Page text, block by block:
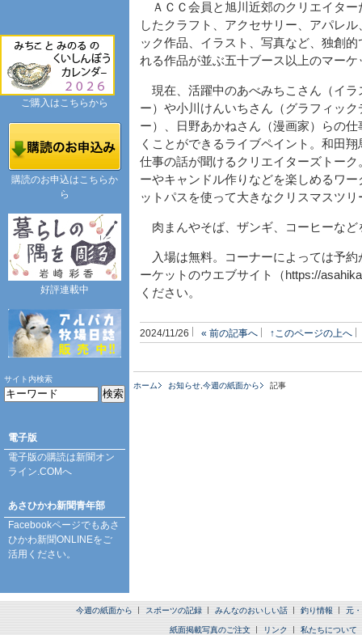
ＡＣＣ会員と旭川近郊のクリエイター
したクラフト、アクセサリー、アパレル
ック作品、イラスト、写真など、独創的
れる作品が並ぶ五十ブース以上のマーケ
現在、活躍中のあべみちこさん（イラ
ー）や小川けんいちさん（グラフィック
ー）、日野あかねさん（漫画家）らの仕
くことができるライブペイント。和田
仕事の話が聞けるクリエイターズトー
ーやキャンドル作りなどを楽しめるワ
ットパスを使って大きなクリスマスツ
肉まんやそば、ザンギ、コーヒーなど
入場は無料。コーナーによっては予約
ーケットのウエブサイト（https://
ください。
2024/11/26 « 前の記事へ ↑このページの上へ
ホーム お知らせ 今週の紙面から 記事
ご購入はこちらから
購読のお申込はこちらか
ら
好評連載中
サイト内検索
電子版
電子版の購読は新聞オン
ライン.COMへ
あさひかわ新聞青年部
Facebookページでもあさ
ひかわ新聞ONLINEをご
活用ください。
今週の紙面から スポーツの記録 みんなのおいしい話 釣り情報 元
紙面掲載写真のご注文 リンク 私たちについて